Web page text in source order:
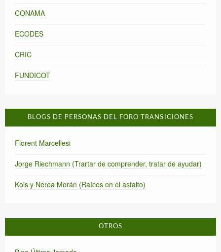
CONAMA
ECODES
CRIC
FUNDICOT
BLOGS DE PERSONAS DEL FORO TRANSICIONES
Florent Marcellesi
Jorge Riechmann (Trartar de comprender, tratar de ayudar)
Kois y Nerea Morán (Raíces en el asfalto)
OTROS